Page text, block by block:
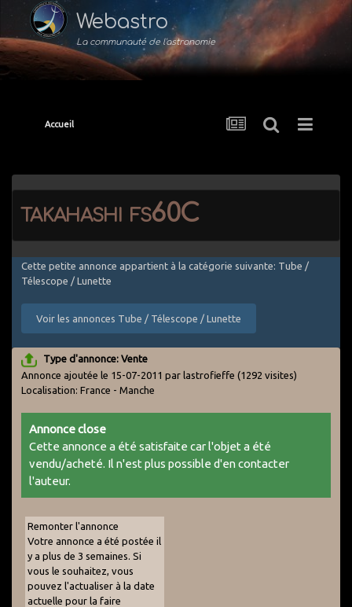
Webastro
La communauté de l'astronomie
Accueil
takahashi fs60C
Cette petite annonce appartient à la catégorie suivante: Tube /
Télescope / Lunette
Voir les annonces Tube / Télescope / Lunette
Type d'annonce: Vente
Annonce ajoutée le 15-07-2011 par lastrofieffe (1292 visites)
Localisation: France - Manche
Annonce close
Cette annonce a été satisfaite car l'objet a été
vendu/acheté. Il n'est plus possible d'en contacter
l'auteur.
Remonter l'annonce
Votre annonce a été postée il
y a plus de 3 semaines. Si
vous le souhaitez, vous
pouvez l'actualiser à la date
actuelle pour la faire